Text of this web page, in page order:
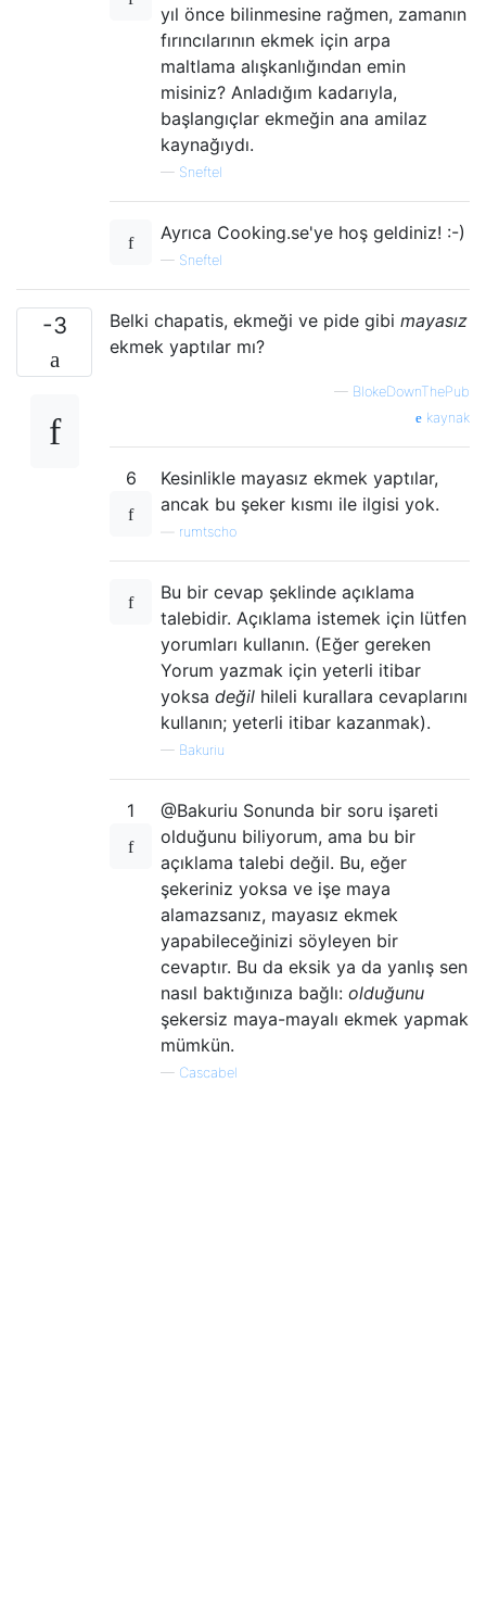
yıl önce bilinmesine rağmen, zamanın
fırıncılarının ekmek için arpa
maltlama alışkanlığından emin
misiniz? Anladığım kadarıyla,
başlangıçlar ekmeğin ana amilaz
kaynağıydı.
— Sneftel
Ayrıca Cooking.se'ye hoş geldiniz! :-)
— Sneftel
-3 Belki chapatis, ekmeği ve pide gibi mayasız
ekmek yaptılar mı?
— BlokeDownThePub
kaynak
6
Kesinlikle mayasız ekmek yaptılar,
ancak bu şeker kısmı ile ilgisi yok.
rumtscho
Bu bir cevap şeklinde açıklama
talebidir. Açıklama istemek için lütfen
yorumları kullanın. (Eğer gereken
Yorum yazmak için yeterli itibar
yoksa değil hileli kurallara cevaplarını
kullanın; yeterli itibar kazanmak).
— Bakuriu
1
@Bakuriu Sonunda bir soru işareti
olduğunu biliyorum, ama bu bir
açıklama talebi değil. Bu, eğer
şekeriniz yoksa ve işe maya
alamazsanız, mayasız ekmek
yapabileceğinizi söyleyen bir
cevaptır. Bu da eksik ya da yanlış sen
nasıl baktığınıza bağlı: olduğunu
şekersiz maya-mayalı ekmek yapmak
mümkün.
— Cascabel